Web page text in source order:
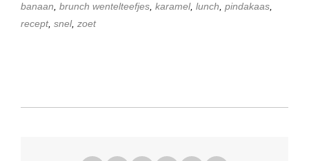
banaan brunch wentelteefjes karamel, lunch pindakaas
recept, snel, zoet